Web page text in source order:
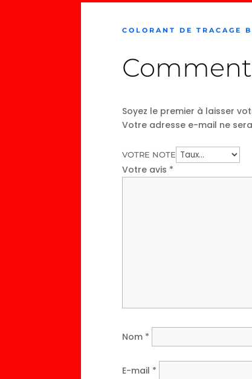
COLORANT DE TRACAGE
Soyez le premier à laisser
Votre adresse e-mail ne
VOTRE NOTE
Votre avis *
Nom *
E-mail *